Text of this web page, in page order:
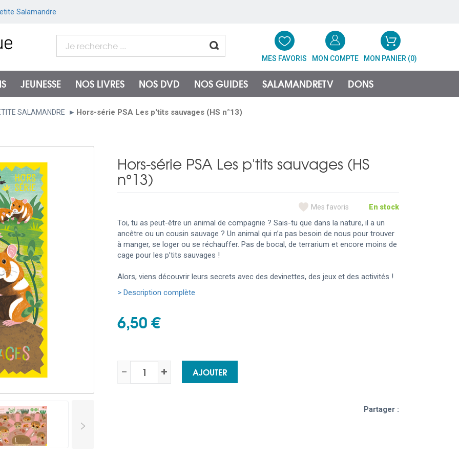
Salamandre
MES FAVORIS MON COMPTE MON PANIER (0)
JEUNESSE NOS LIVRES NOS DVD NOS GUIDES SALAMANDRETV DONS
SALAMANDRE Hors-série PSA Les p'tits sauvages (HS n°13)
>
Hors-série PSA Les p'tits sauvages (HS
n°13)
Mes favoris En stock
Toi, tu as peut-être un animal de compagnie ? Sais-tu que dans la nature, il a un
ancêtre ou un cousin sauvage ? Un animal qui n’a pas besoin de nous pour trouver
à manger, se loger ou se réchauffer. Pas de bocal, de terrarium et encore moins de
cage pour les p’tits sauvages !
Alors, viens découvrir leurs secrets avec des devinettes, des jeux et des activités !
> Description complète
6,50 €
AJOUTER
Partager :